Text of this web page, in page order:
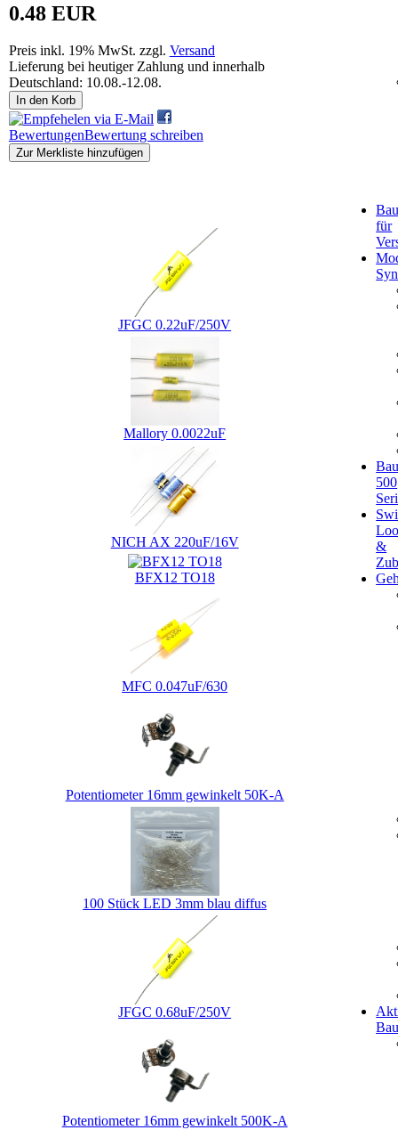
0.48 EUR
Preis inkl. 19% MwSt. zzgl. Versand
Lieferung bei heutiger Zahlung und innerhalb
Deutschland: 10.08.-12.08.
In den Korb
BewertungenBewertung schreiben
Zur Merkliste hinzufügen
JFGC 0.22uF/250V
Mallory 0.0022uF
NICH AX 220uF/16V
BFX12 TO18
MFC 0.047uF/630
Potentiometer 16mm gewinkelt 50K-A
100 Stück LED 3mm blau diffus
JFGC 0.68uF/250V
Potentiometer 16mm gewinkelt 500K-A
für
500
&